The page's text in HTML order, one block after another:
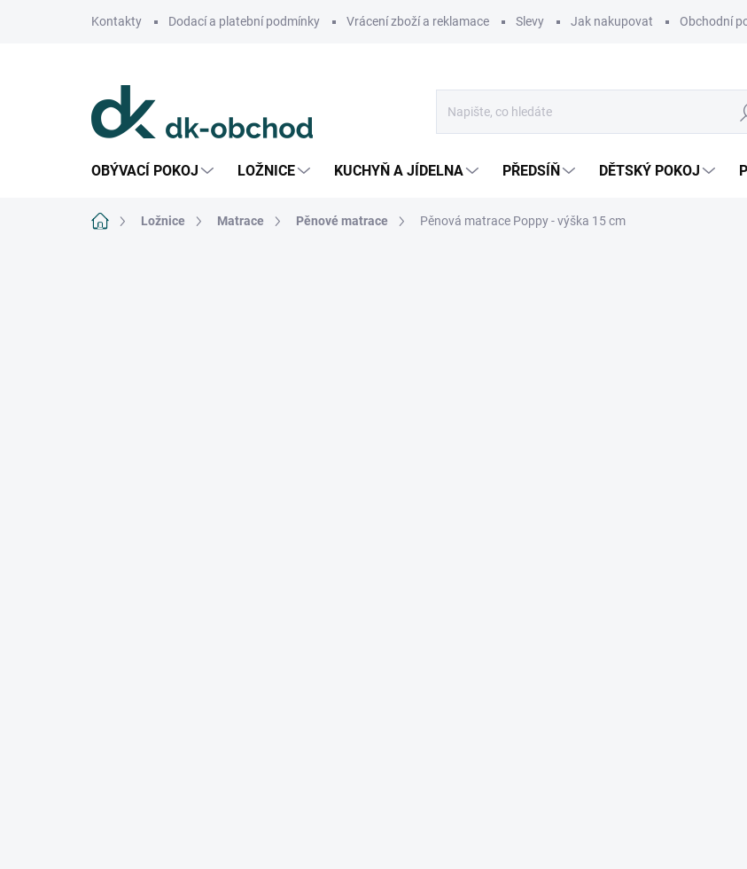
Kontakty Dodací a platební podmínky Vrácení zboží a reklamace Slevy Jak nakupovat Obchodní
OBÝVACÍ POKOJ LOŽNICE KUCHYŇ A JÍDELNA PŘEDSÍŇ DĚTSKÝ POKOJ
Domů Ložnice Matrace Pěnové matrace Pěnová matrace Poppy - výška 15 cm